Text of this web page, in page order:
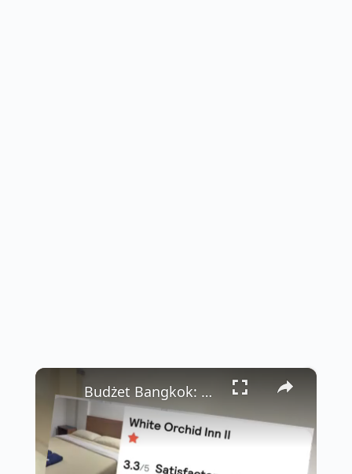
×
Budżet Bangkok: White Orchid Inn—Tanie, Czyste i Idealnie Położone Obok Nana Plaza 💰🏨